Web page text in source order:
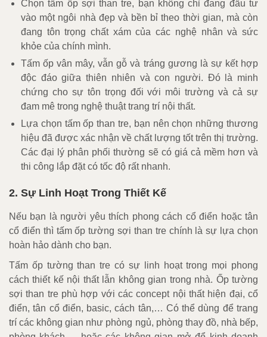
Chọn tấm ốp sợi than tre, bạn không chỉ đang đầu tư
vào một ngôi nhà đẹp và bền bỉ theo thời gian, mà còn
đang tôn trọng chất xám của các nghệ nhân và sức
khỏe của chính mình.
Tấm ốp vân mây, vẫn gỗ và tráng gương là sự kết hợp
độc đáo giữa thiên nhiên và con người. Đó là minh
chứng cho sự tôn trọng đối với môi trường và cả sự
đam mê trong nghệ thuật trang trí nội thất.
Lựa chọn tấm ốp than tre, bạn nên chọn những thương
hiệu đã được xác nhận về chất lượng tốt trên thị trường.
Các đại lý phân phối thường sẽ có giá cả mềm hơn và
thi công lắp đặt có tốc độ rất nhanh.
2. Sự Linh Hoạt Trong Thiết Kế
Nếu bạn là người yêu thích phong cách cổ điển hoặc tân
cổ điển thì tấm ốp tường sợi than tre chính là sự lựa chọn
hoàn hảo dành cho bạn.
Tấm ốp tường than tre có sự linh hoạt trong mọi phong
cách thiết kế nội thất lẫn không gian trong nhà. Ốp tường
sợi than tre phù hợp với các concept nội thất hiện đại, cổ
điển, tân cổ điển, basic, cách tân,… Có thể dùng để trang
trí các không gian như phòng ngủ, phòng thay đồ, nhà bếp,